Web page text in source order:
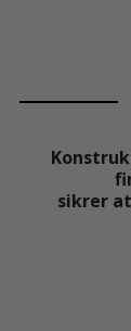
sikrer